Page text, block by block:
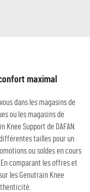
maximal
dans les magasins de
ou les magasins de
Support de DAFAN.
tailles pour un
ou soldes en cours
comparant les offres et
les Genutrain Knee